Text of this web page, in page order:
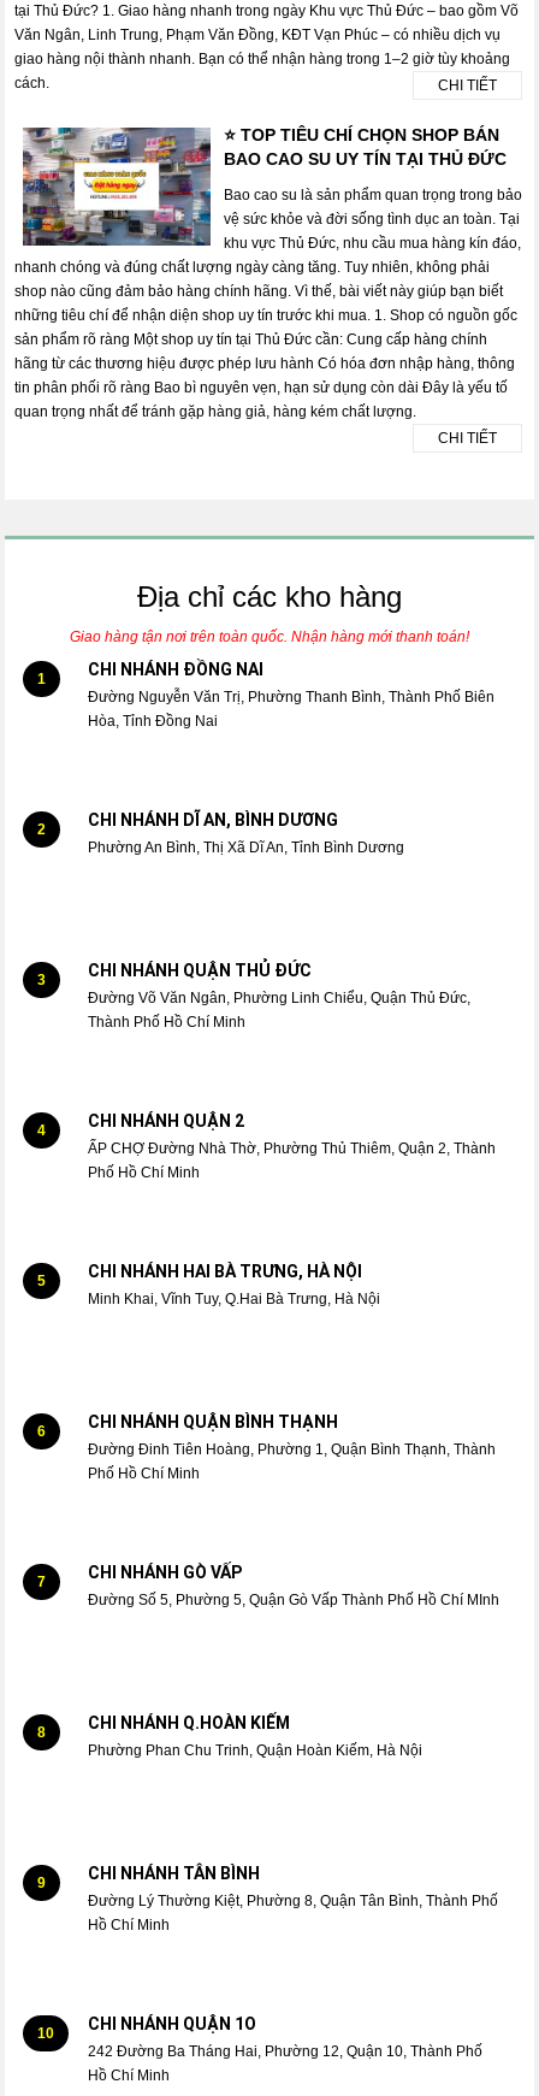
tại Thủ Đức? 1. Giao hàng nhanh trong ngày Khu vực Thủ Đức – bao gồm Võ
Văn Ngân, Linh Trung, Phạm Văn Đồng, KĐT Vạn Phúc – có nhiều dịch vụ
giao hàng nội thành nhanh. Bạn có thể nhận hàng trong 1–2 giờ tùy khoảng
cách.
CHI TIẾT
⭐ TOP TIÊU CHÍ CHỌN SHOP BÁN
BAO CAO SU UY TÍN TẠI THỦ ĐỨC
Bao cao su là sản phẩm quan trọng trong bảo
vệ sức khỏe và đời sống tình dục an toàn. Tại
khu vực Thủ Đức, nhu cầu mua hàng kín đáo,
nhanh chóng và đúng chất lượng ngày càng tăng. Tuy nhiên, không phải
shop nào cũng đảm bảo hàng chính hãng. Vì thế, bài viết này giúp bạn biết
những tiêu chí để nhận diện shop uy tín trước khi mua. 1. Shop có nguồn gốc
sản phẩm rõ ràng Một shop uy tín tại Thủ Đức cần: Cung cấp hàng chính
hãng từ các thương hiệu được phép lưu hành Có hóa đơn nhập hàng, thông
tin phân phối rõ ràng Bao bì nguyên vẹn, hạn sử dụng còn dài Đây là yếu tố
quan trọng nhất để tránh gặp hàng giả, hàng kém chất lượng.
CHI TIẾT
Địa chỉ các kho hàng
Giao hàng tận nơi trên toàn quốc. Nhận hàng mới thanh toán!
1 CHI NHÁNH ĐỒNG NAI
Đường Nguyễn Văn Trị, Phường Thanh Bình, Thành Phố Biên
Hòa, Tỉnh Đồng Nai
2 CHI NHÁNH DĨ AN, BÌNH DƯƠNG
Phường An Bình, Thị Xã Dĩ An, Tỉnh Bình Dương
3 CHI NHÁNH QUẬN THỦ ĐỨC
Đường Võ Văn Ngân, Phường Linh Chiểu, Quận Thủ Đức,
Thành Phố Hồ Chí Minh
4 CHI NHÁNH QUẬN 2
ẤP CHỢ Đường Nhà Thờ, Phường Thủ Thiêm, Quận 2, Thành
Phố Hồ Chí Minh
5 CHI NHÁNH HAI BÀ TRƯNG, HÀ NỘI
Minh Khai, Vĩnh Tuy, Q.Hai Bà Trưng, Hà Nội
6 CHI NHÁNH QUẬN BÌNH THẠNH
Đường Đinh Tiên Hoàng, Phường 1, Quận Bình Thạnh, Thành
Phố Hồ Chí Minh
7 CHI NHÁNH GÒ VẤP
Đường Số 5, Phường 5, Quận Gò Vấp Thành Phố Hồ Chí MInh
8 CHI NHÁNH Q.HOÀN KIẾM
Phường Phan Chu Trinh, Quận Hoàn Kiếm, Hà Nội
9 CHI NHÁNH TÂN BÌNH
Đường Lý Thường Kiệt, Phường 8, Quận Tân Bình, Thành Phố
Hồ Chí Minh
10 CHI NHÁNH QUẬN 1O
242 Đường Ba Tháng Hai, Phường 12, Quận 10, Thành Phố
Hồ Chí Minh